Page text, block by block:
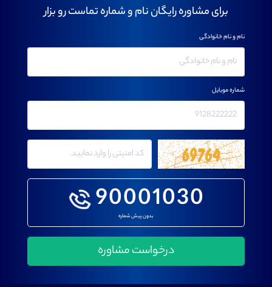
برای مشاوره رایگان نام و شماره تماست رو بزار
90001030
بدون پیش شماره
نام و نام خانوادگی
شماره موبایل